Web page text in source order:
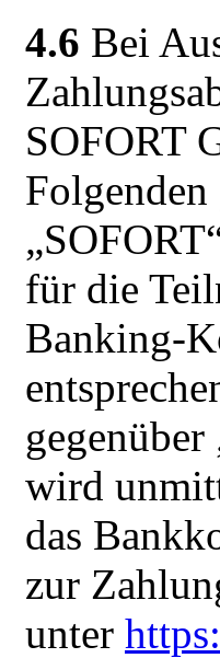
4.6 Bei
SOFORT
für die
Banking-
wird
das
zur
unter